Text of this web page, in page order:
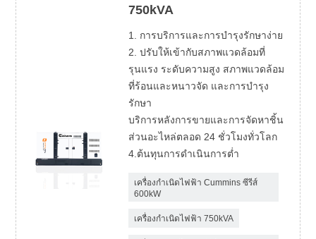
750kVA
1. การบริการและการบำรุงรักษาง่าย
2. ปรับให้เข้ากับสภาพแวดล้อมที่
รุนแรง ระดับความสูง สภาพแวดล้อม
ที่ร้อนและหนาวจัด และการบำรุง
รักษา
บริการหลังการขายและการจัดหาชิ้น
ส่วนอะไหล่ตลอด 24 ชั่วโมงทั่วโลก
4.ต้นทุนการดำเนินการต่ำ
เครื่องกำเนิดไฟฟ้า Cummins ซีรีส์
600kW
เครื่องกำเนิดไฟฟ้า 750kVA